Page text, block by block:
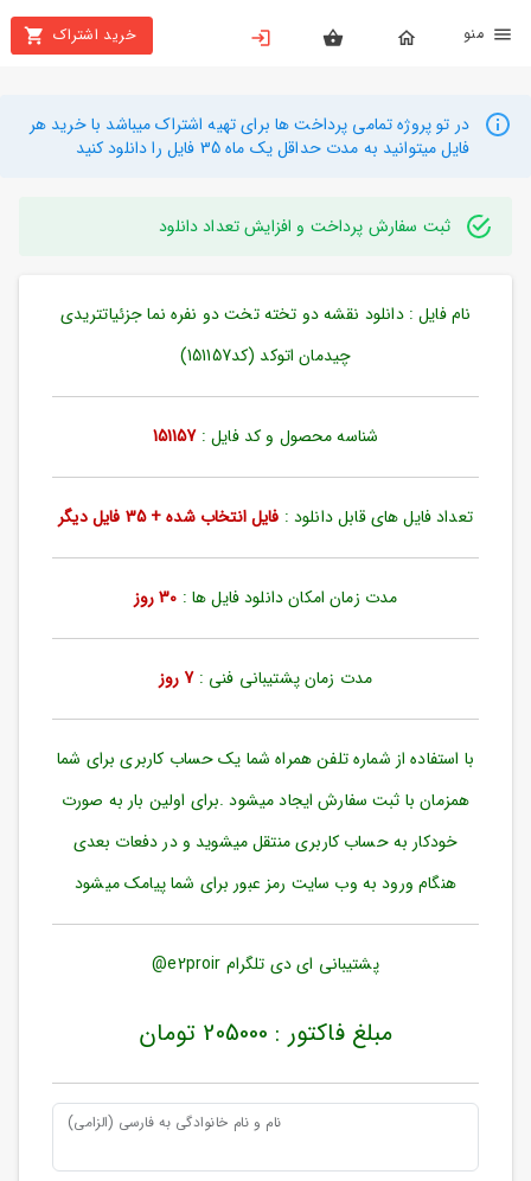
خرید اشتراک
بستن
محصولات
تهیه
راهنما
دانلود
ورود
به
بازیابی
رمز
مندی
ها
در تو پروژه تمامی پرداخت ها برای تهیه اشتراک میباشد با خرید هر
فایل میتوانید به مدت حداقل یک ماه 35 فایل را دانلود کنید
ثبت سفارش پرداخت و افزایش تعداد دانلود
نام فایل : دانلود نقشه دو تخته تخت دو نفره نما جزئیاتتریدی
چیدمان اتوکد (کد151157)
شناسه محصول و کد فایل :151157
تعداد فایل های قابل دانلود : فایل انتخاب شده + 35 فایل دیگر
مدت زمان امکان دانلود فایل ها : 30 روز
مدت زمان پشتیبانی فنی :7 روز
با استفاده از شماره تلفن همراه شما یک حساب کاربری برای شما
همزمان با ثبت سفارش ایجاد میشود .برای اولین بار به صورت
خودکار به حساب کاربری منتقل میشوید و در دفعات بعدی
هنگام ورود به وب سایت رمز عبور برای شما پیامک میشود
پشتیبانی ای دی تلگرام e2proir@
مبلغ فاکتور : 205000 تومان
نام و نام خانوادگی به فارسی (الزامی)